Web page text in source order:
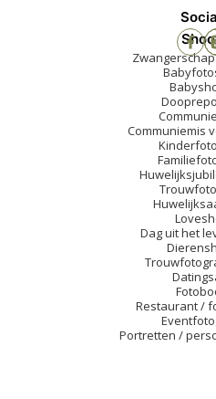
Communiemis
Dag uit het
Restaurant /
Portretten /